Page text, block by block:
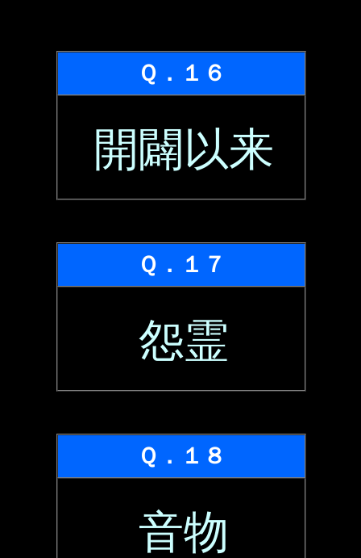
Ｑ．１６
開闢以来
Ｑ．１７
怨霊
Ｑ．１８
音物